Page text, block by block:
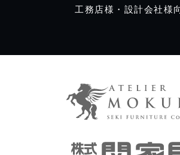
工務店様・設計会社様